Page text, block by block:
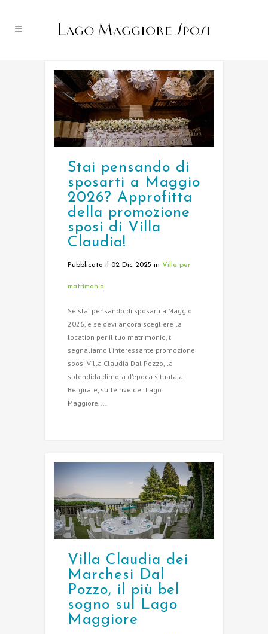
Stai pensando di
sposarti a Maggio
2026? Approfitta
della promozione
sposi di Villa
Claudia!
Pubblicato il 02 Dic 2025 in Ville per
matrimonio
Se stai pensando di sposarti a Maggio
2026, e se devi ancora scegliere la
location per il tuo matrimonio, ti
segnaliamo l’interessante promozione
sposi Villa Claudia Dal Pozzo, la
splendida dimora d’epoca situata a
Belgirate, sulle rive del Lago
Maggiore....
Villa Claudia dei
Marchesi Dal
Pozzo, il più bel
sogno sul Lago
Maggiore